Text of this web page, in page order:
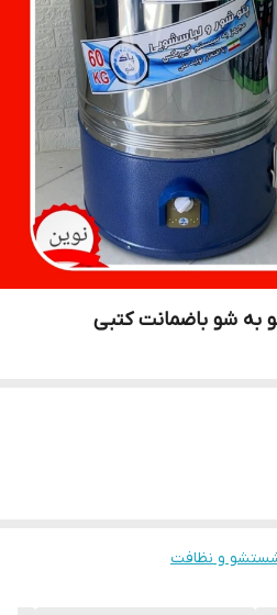
شستشو و نظافت